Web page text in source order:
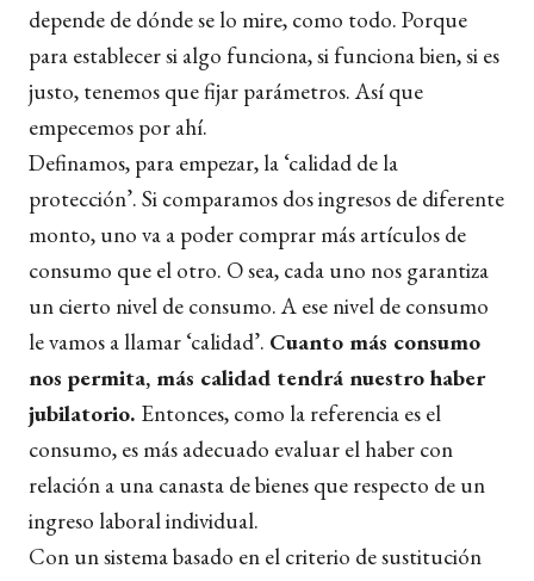
depende de dónde se lo mire, como todo. Porque
para establecer si algo funciona, si funciona bien, si es
justo, tenemos que fijar parámetros. Así que
empecemos por ahí.
Definamos, para empezar, la ‘calidad de la
protección’. Si comparamos dos ingresos de diferente
monto, uno va a poder comprar más artículos de
consumo que el otro. O sea, cada uno nos garantiza
un cierto nivel de consumo. A ese nivel de consumo
le vamos a llamar ‘calidad’. Cuanto más consumo
nos permita, más calidad tendrá nuestro haber
jubilatorio. Entonces, como la referencia es el
consumo, es más adecuado evaluar el haber con
relación a una canasta de bienes que respecto de un
ingreso laboral individual.
Con un sistema basado en el criterio de sustitución